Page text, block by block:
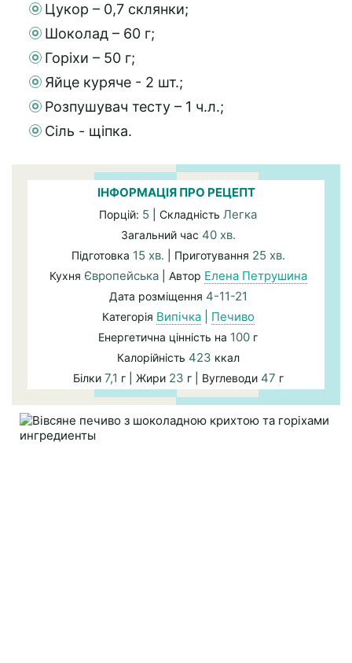
Цукор – 0,7 склянки;
Шоколад – 60 г;
Горіхи – 50 г;
Яйце куряче - 2 шт.;
Розпушувач тесту – 1 ч.л.;
Сіль - щіпка.
ІНФОРМАЦІЯ ПРО РЕЦЕПТ
Порцій: 5 | Складність Легка
Загальний час 40 хв.
Підготовка 15 хв. | Приготування 25 хв.
Кухня Європейська| Автор Елена Петрушина
Дата розміщення 4-11-21
Категорія Випічка| Печиво
Енергетична цінність на 100 г
Калорійність 423 ккал
Білки 7,1 г | Жири 23 г | Вуглеводи 47 г